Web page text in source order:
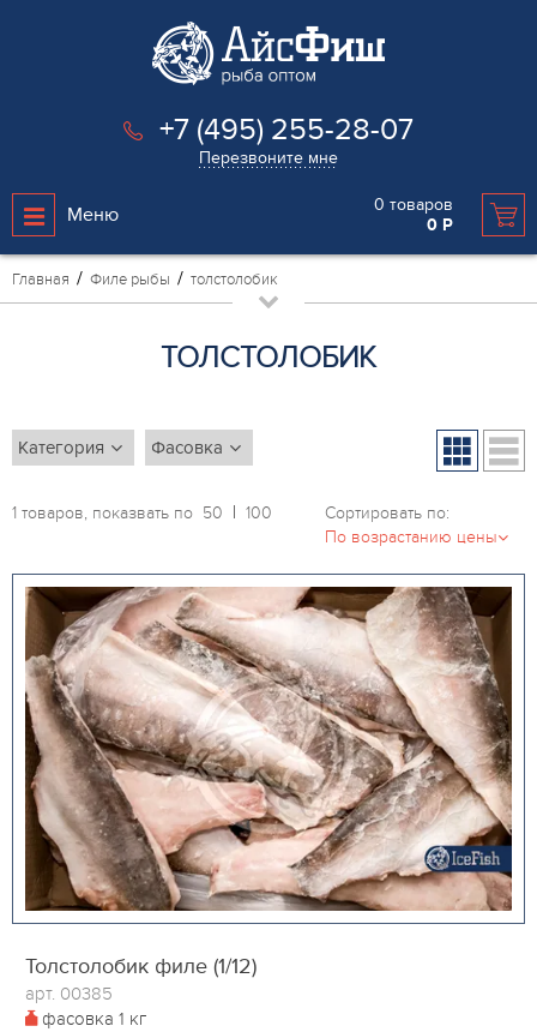
+7 (495) 255-28-07
Перезвоните мне
Меню 0 товаров
0 Р
Главная Филе рыбы толстолобик
ТОЛСТОЛОБИК
1 товаров, показвать по 50 100 Сортировать по:
Толстолобик филе (1/12)
арт. 00385
фасовка 1 кг